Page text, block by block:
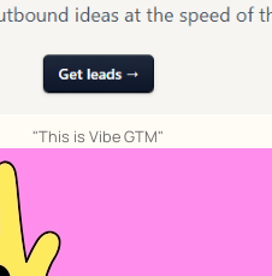
"This is Vibe GTM"